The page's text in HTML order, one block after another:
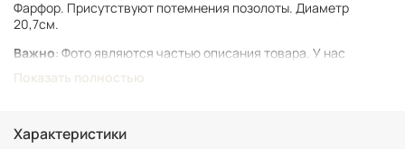
Фарфор. Присутствуют потемнения позолоты. Диаметр
20,7см.
Важно: Фото являются частью описания товара. У нас
времени и использования.
размеру и состоянию уточняйте перед покупкой.
Показать полностью
Характеристики